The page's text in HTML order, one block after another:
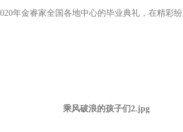
年金睿家全国各地中心的毕业典礼，在精彩